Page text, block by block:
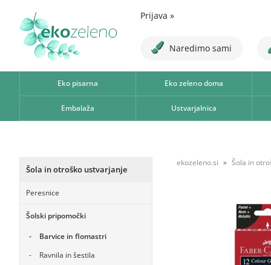
Prijava »
Naredimo sami
Eko pisarna Eko zeleno doma
Embalaža Ustvarjalnica
Šola in otroško ustvarjanje
Peresnice
Šolski pripomočki
Barvice in flomastri
Ravnila in šestila
ekozeleno.si Šola in